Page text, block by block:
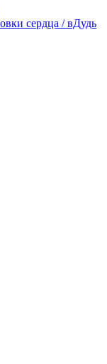
сердца / вДудь